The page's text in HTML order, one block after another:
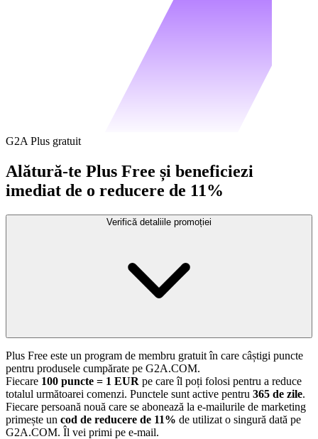
G2A Plus gratuit
Alătură-te Plus Free și beneficiezi
imediat de o reducere de 11%
Verifică detaliile promoției
Plus Free este un program de membru gratuit în care câștigi puncte
pentru produsele cumpărate pe G2A.COM.
Fiecare 100 puncte = 1 EUR pe care îl poți folosi pentru a reduce
totalul următoarei comenzi. Punctele sunt active pentru 365 de zile.
Fiecare persoană nouă care se abonează la e-mailurile de marketing
primește un cod de reducere de 11% de utilizat o singură dată pe
G2A.COM. Îl vei primi pe e-mail.